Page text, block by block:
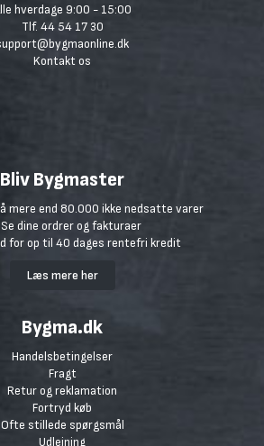
hverdage 9:00 - 15:00
Tlf. 44 54 17 30
Kontakt os
Bliv Bygmaster
mere end 80.000 ikke nedsatte varer
Se dine ordrer og fakturaer
for op til 40 dages rentefri kredit
Læs mere her
Bygma.dk
Handelsbetingelser
Fragt
Retur og reklamation
Fortryd køb
Ofte stillede spørgsmål
Udlejning